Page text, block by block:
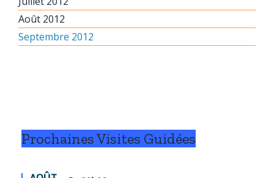
Août 2012
Septembre 2012
Prochaines Visites Guidées